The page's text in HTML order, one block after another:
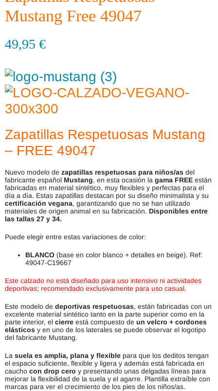
Mustang Free 49047
49,95 €
Zapatillas Respetuosas Mustang
– FREE 49047
Nuevo modelo de zapatillas respetuosas para niños/as del
fabricante español Mustang, en esta ocasión la gama FREE están
fabricadas en material sintético, muy flexibles y perfectas para el
día a día. Estas zapatillas destacan por su diseño minimalista y su
certificación vegana, garantizando que no se han utilizado
materiales de origen animal en su fabricación. Disponibles entre
las tallas 27 y 34.
Puede elegir entre estas variaciones de color:
BLANCO (base en color blanco + detalles en beige). Ref:
49047-C19667
Este calzado no está diseñado para uso intensivo ni actividades
deportivas; recomendado exclusivamente para uso casual.
Este modelo de deportivas respetuosas, están fabricadas con un
excelente material sintético tanto en la parte superior como en la
parte interior, el cierre está compuesto de un velcro + cordones
elásticos y en uno de los laterales se puede observar el logotipo
del fabricante Mustang.
La suela es amplia, plana y flexible para que los deditos tengan
el espacio suficiente, flexible y ligera y además está fabricada en
caucho con drop cero y presentando unas delgadas líneas para
mejorar la flexibilidad de la suela y el agarre. Plantilla extraíble con
marcas para ver el crecimiento de los pies de los niños/as.